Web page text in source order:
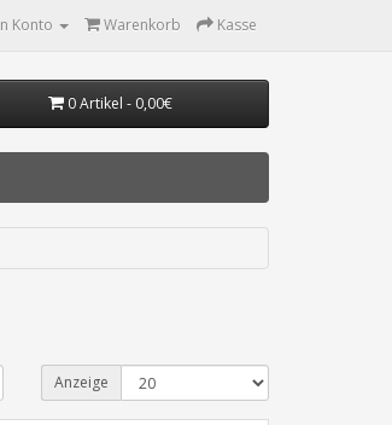
Konto Warenkorb Kasse
0 Artikel - 0,00€
Anzeige